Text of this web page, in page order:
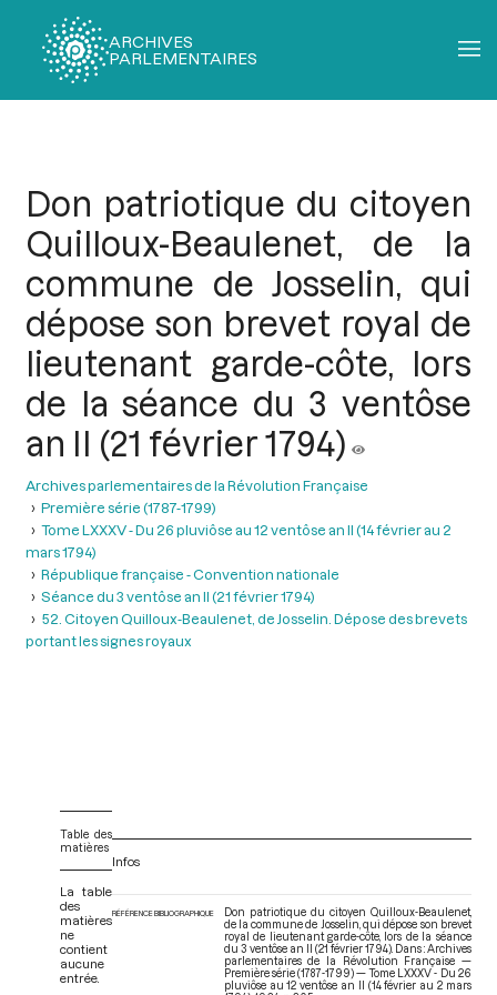
ARCHIVES
PARLEMENTAIRES
Don patriotique du citoyen
Quilloux-Beaulenet, de la
commune de Josselin, qui
dépose son brevet royal de
lieutenant garde-côte, lors
de la séance du 3 ventôse
an II (21 février 1794)
Archives parlementaires de la Révolution Française
Première série (1787-1799)
Tome LXXXV - Du 26 pluviôse au 12 ventôse an II (14 février au 2
mars 1794)
République française - Convention nationale
Séance du 3 ventôse an II (21 février 1794)
52. Citoyen Quilloux-Beaulenet, de Josselin. Dépose des brevets
portant les signes royaux
Table des
matières
La table
des
matières
ne
contient
aucune
entrée.
Infos
RÉFÉRENCE BIBLIOGRAPHIQUE
Don patriotique du citoyen Quilloux-Beaulenet,
de la commune de Josselin, qui dépose son brevet
royal de lieutenant garde-côte, lors de la séance
du 3 ventôse an II (21 février 1794). Dans : Archives
parlementaires de la Révolution Française —
Première série (1787-1799) — Tome LXXXV - Du 26
pluviôse au 12 ventôse an II (14 février au 2 mars